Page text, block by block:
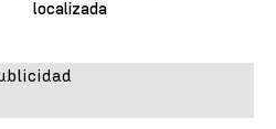
localizada